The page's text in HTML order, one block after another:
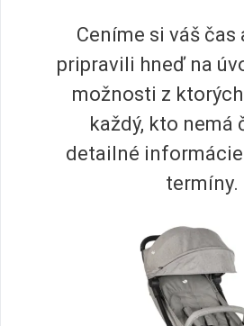
Ceníme si váš čas
pripravili hneď na
možnosti z
každý, kto nemá
detailné
termíny.